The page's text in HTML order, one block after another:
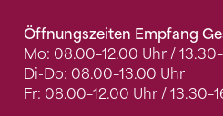
Öffnungszeiten Empfang
Mo: 08.00–12.00 Uhr /
Di-Do: 08.00–13.00 Uhr
Fr: 08.00–12.00 Uhr /